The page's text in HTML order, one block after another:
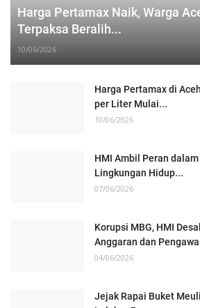
Harga Pertamax Naik, Warga
Terpaksa Beralih...
10/06/2026
Harga Pertamax di
per Liter Mulai...
10/06/2026
HMI Ambil Peran
Lingkungan Hidup...
07/06/2026
Korupsi MBG, HMI
Anggaran dan
04/06/2026
Jejak Rapai Buket